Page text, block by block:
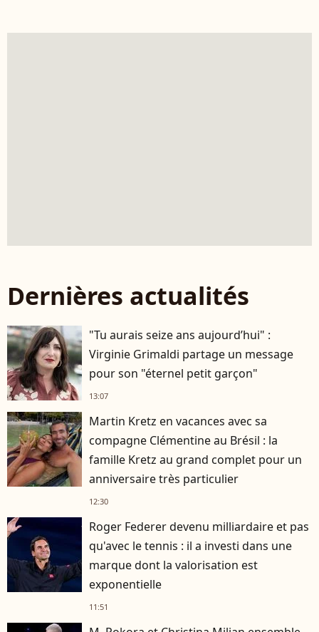
Dernières actualités
"Tu aurais seize ans aujourd’hui" :
Virginie Grimaldi partage un message
pour son "éternel petit garçon"
13:07
Martin Kretz en vacances avec sa
compagne Clémentine au Brésil : la
famille Kretz au grand complet pour un
anniversaire très particulier
12:30
Roger Federer devenu milliardaire et pas
qu'avec le tennis : il a investi dans une
marque dont la valorisation est
exponentielle
11:51